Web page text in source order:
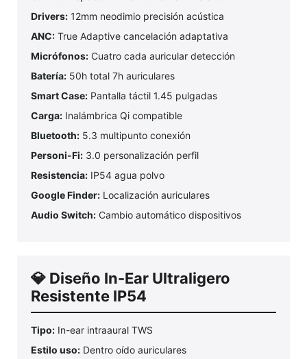
Drivers: 12mm neodimio precisión acústica
ANC: True Adaptive cancelación adaptativa
Micrófonos: Cuatro cada auricular detección
Batería: 50h total 7h auriculares
Smart Case: Pantalla táctil 1.45 pulgadas
Carga: Inalámbrica Qi compatible
Bluetooth: 5.3 multipunto conexión
Personi-Fi: 3.0 personalización perfil
Resistencia: IP54 agua polvo
Google Finder: Localización auriculares
Audio Switch: Cambio automático dispositivos
💎 Diseño In-Ear Ultraligero
Resistente IP54
Tipo: In-ear intraaural TWS
Estilo uso: Dentro oído auriculares